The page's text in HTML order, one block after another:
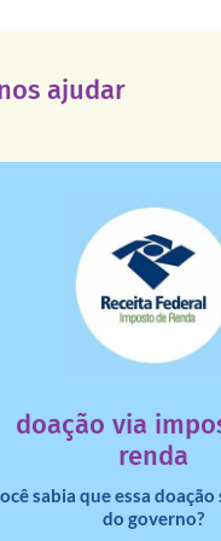
doação via
renda
você sabia que essa
destinar 3% do imposto
uma instituição e que
saiba mais